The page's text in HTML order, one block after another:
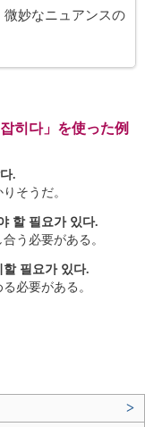
妙なニュアンスの
히다」を使った例
.
そうだ。
할 필요가 있다.
う必要がある。
필요가 있다.
必要がある。
>